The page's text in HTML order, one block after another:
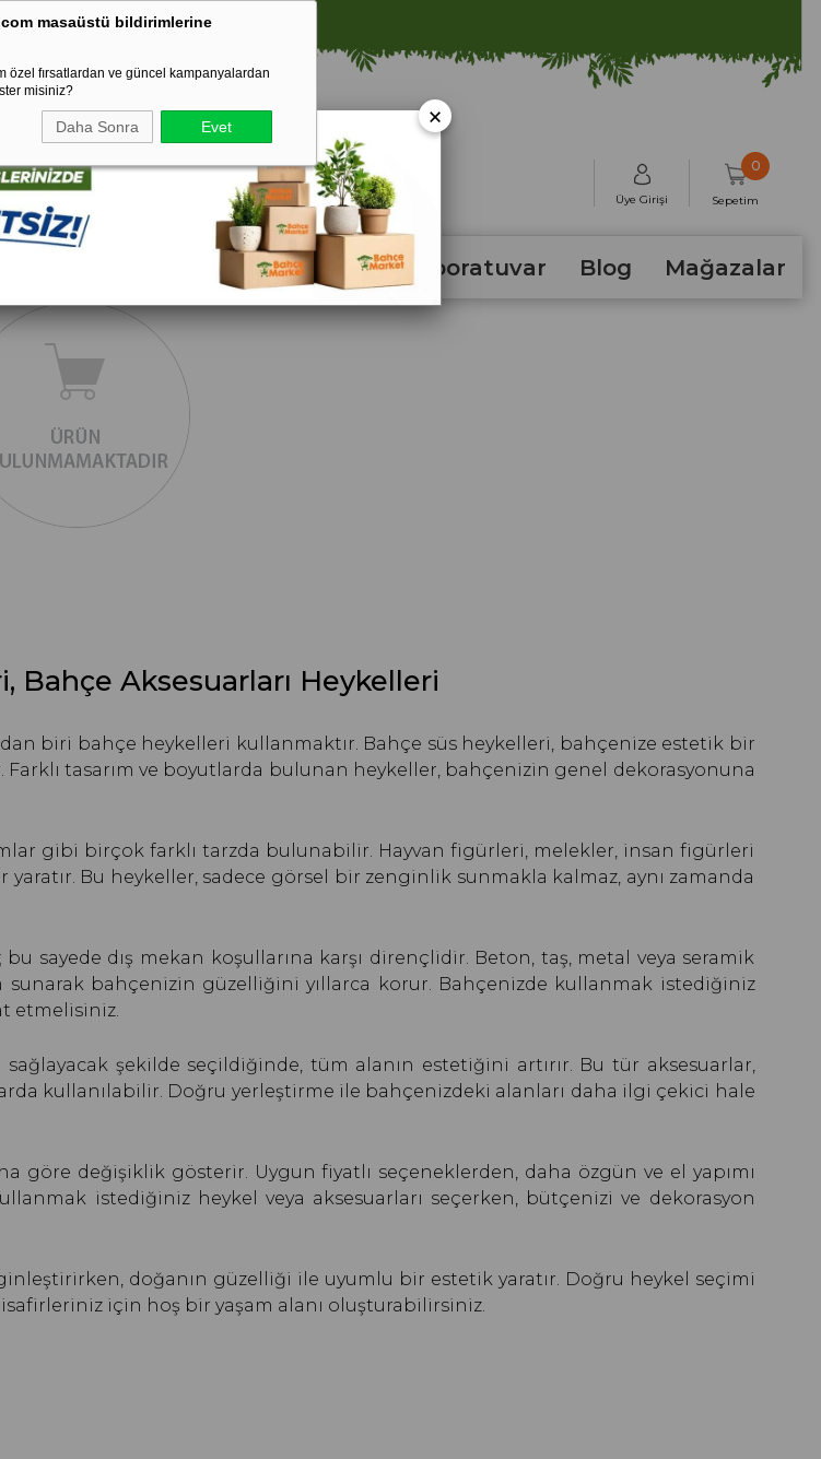
masaüstü bildirimlerine
özel fırsatlardan ve güncel kampanyalardan
misiniz?
Daha Sonra Evet
ALIŞVERİŞLERDE KARGO ÜCRETSİZ!
Üye Girişi Sepetim
0
Tohum Laboratuvar Blog Mağazalar
Bahçe Aksesuarları Heykelleri
biri bahçe heykelleri kullanmaktır. Bahçe süs heykelleri, bahçenize estetik bir
Farklı tasarım ve boyutlarda bulunan heykeller, bahçenizin genel dekorasyonuna
gibi birçok farklı tarzda bulunabilir. Hayvan figürleri, melekler, insan figürleri
Bu heykeller, sadece görsel bir zenginlik sunmakla kalmaz, aynı zamanda
sayede dış mekan koşullarına karşı dirençlidir. Beton, taş, metal veya seramik
bahçenizin güzelliğini yıllarca korur. Bahçenizde kullanmak istediğiniz
etmelisiniz.
şekilde seçildiğinde, tüm alanın estetiğini artırır. Bu tür aksesuarlar,
kullanılabilir. Doğru yerleştirme ile bahçenizdeki alanları daha ilgi çekici hale
göre değişiklik gösterir. Uygun fiyatlı seçeneklerden, daha özgün ve el yapımı
istediğiniz heykel veya aksesuarları seçerken, bütçenizi ve dekorasyon
doğanın güzelliği ile uyumlu bir estetik yaratır. Doğru heykel seçimi
için hoş bir yaşam alanı oluşturabilirsiniz.
×